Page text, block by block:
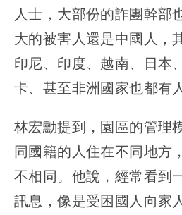
人士，大部份的詐團幹部
大的被害人還是中國人，
印尼、印度、越南、日本
卡、甚至非洲國家也都有
林宏勳提到，園區的管理
同國籍的人住在不同地方
不相同。他說，經常看到
訊息，像是受困國人向家